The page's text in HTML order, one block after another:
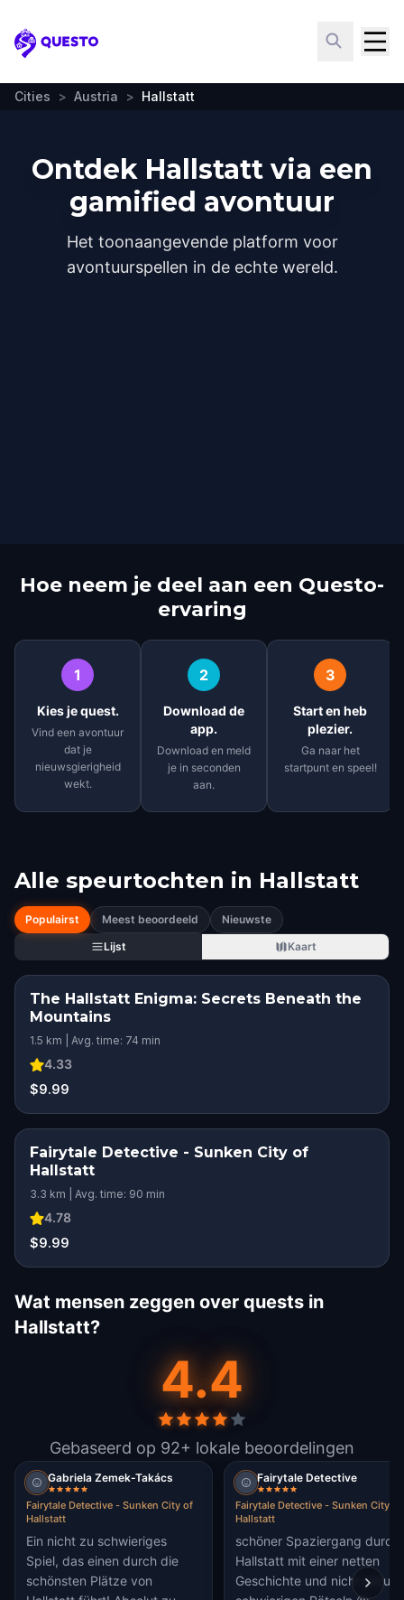
Questo
Cities > Austria > Hallstatt
Ontdek Hallstatt via een
gamified avontuur
Het toonaangevende platform voor
avontuurspellen in de echte wereld.
Hoe neem je deel aan een Questo-
ervaring
1
Kies je quest.
Vind een avontuur
dat je
nieuwsgierigheid
wekt.
2
Download de
app.
Download en meld
je in seconden
aan.
3
Start en heb
plezier.
Ga naar het
startpunt en speel!
Alle speurtochten in Hallstatt
Populairst Meest beoordeeld
Nieuwste
Lijst
Kaart
The Hallstatt Enigma: Secrets Beneath the
Mountains
1.5 km | Avg. time: 74 min
4.33
$9.99
Fairytale Detective - Sunken City of
Hallstatt
3.3 km | Avg. time: 90 min
4.78
$9.99
Wat mensen zeggen over quests in
Hallstatt?
4.4
Gebaseerd op 92+ lokale beoordelingen
Gabriela Zemek-Takács
Fairytale Detective - Sunken City of
Hallstatt
Ein nicht zu schwieriges
Spiel, das einen durch die
schönsten Plätze von
Fairytale Detective
Fairytale Detective - Sunken City of
Hallstatt
schöner Spaziergang durch
Hallstatt mit einer netten
Geschichte und nicht allzu